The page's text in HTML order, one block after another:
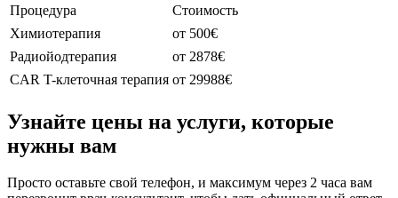
Процедура
Стоимость
Химиотерапия
от 500€
Радиойодтерапия
от 2878€
CAR T-клеточная терапия от 29988€
Узнайте цены на услуги, которые
нужны вам
Просто оставьте свой телефон, и максимум через 2 часа вам